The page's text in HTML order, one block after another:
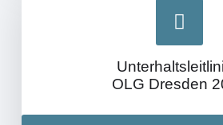
OLG Dresden